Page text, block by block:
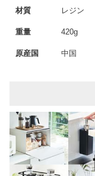
材質 レジン
重量 420g
原産国 中国